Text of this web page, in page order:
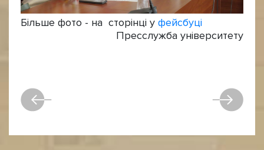
Більше фото - на сторінці у фейсбуці
Пресслужба університету